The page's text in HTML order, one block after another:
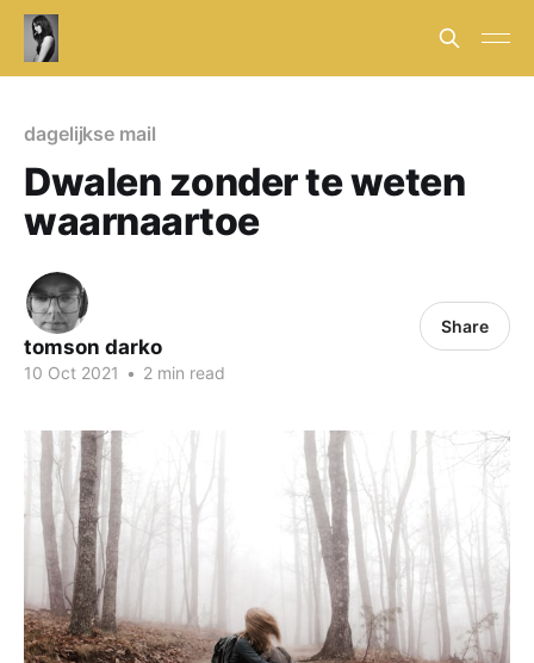
dagelijkse mail
Dwalen zonder te weten
waarnaartoe
tomson darko
10 Oct 2021 • 2 min read
Share